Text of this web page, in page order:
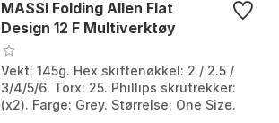
MASSI Folding Allen Flat
Design 12 F Multiverktøy
Vekt: 145g. Hex skiftenøkkel: 2 / 2.5 /
3/4/5/6. Torx: 25. Phillips skrutrekker:
(x2). Farge: Grey. Størrelse: One Size.